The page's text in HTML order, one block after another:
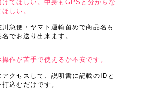
けてほしい。中身もGPSと分からな
しい。
川急便・ヤマト運輸留めで商品名も
でお送り出来ます。
作が苦手で使えるか不安です。
クセスして、説明書に記載のIDと
込むだけです。